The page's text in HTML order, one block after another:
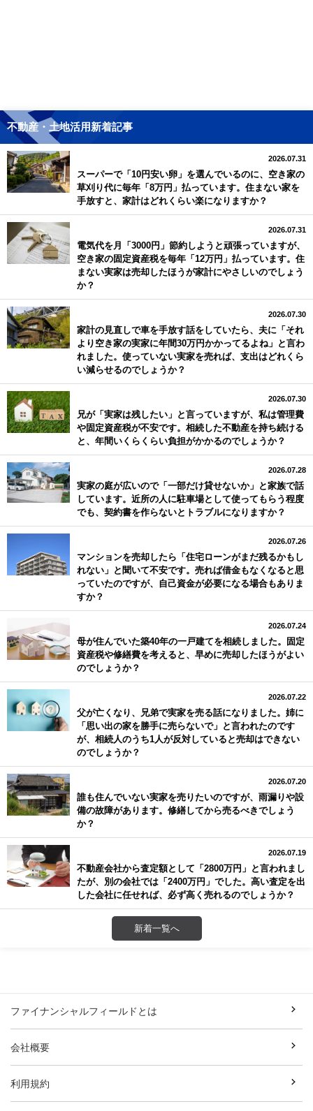
不動産・土地活用新着記事
2026.07.31
スーパーで「10円安い卵」を選んでいるのに、空き家の
草刈り代に毎年「8万円」払っています。住まない家を
手放すと、家計はどれくらい楽になりますか？
2026.07.31
電気代を月「3000円」節約しようと頑張っていますが、
空き家の固定資産税を毎年「12万円」払っています。住
まない実家は売却したほうが家計にやさしいのでしょう
か？
2026.07.30
家計の見直しで車を手放す話をしていたら、夫に「それ
より空き家の実家に年間30万円かかってるよね」と言わ
れました。使っていない実家を売れば、支出はどれくら
い減らせるのでしょうか？
2026.07.30
兄が「実家は残したい」と言っていますが、私は管理費
や固定資産税が不安です。相続した不動産を持ち続ける
と、年間いくらくらい負担がかかるのでしょうか？
2026.07.28
実家の庭が広いので「一部だけ貸せないか」と家族で話
しています。近所の人に駐車場として使ってもらう程度
でも、契約書を作らないとトラブルになりますか？
2026.07.26
マンションを売却したら「住宅ローンがまだ残るかもし
れない」と聞いて不安です。売れば借金もなくなると思
っていたのですが、自己資金が必要になる場合もありま
すか？
2026.07.24
母が住んでいた築40年の一戸建てを相続しました。固定
資産税や修繕費を考えると、早めに売却したほうがよい
のでしょうか？
2026.07.22
父が亡くなり、兄弟で実家を売る話になりました。姉に
「思い出の家を勝手に売らないで」と言われたのです
が、相続人のうち1人が反対していると売却はできない
のでしょうか？
2026.07.20
誰も住んでいない実家を売りたいのですが、雨漏りや設
備の故障があります。修繕してから売るべきでしょう
か？
2026.07.19
不動産会社から査定額として「2800万円」と言われまし
たが、別の会社では「2400万円」でした。高い査定を出
した会社に任せれば、必ず高く売れるのでしょうか？
新着一覧へ
ファイナンシャルフィールドとは
会社概要
利用規約